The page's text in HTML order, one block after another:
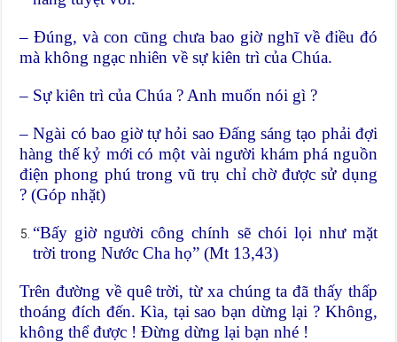
– Đúng, và con cũng chưa bao giờ nghĩ về điều đó
mà không ngạc nhiên về sự kiên trì của Chúa.
– Sự kiên trì của Chúa ? Anh muốn nói gì ?
– Ngài có bao giờ tự hỏi sao Đấng sáng tạo phải đợi
hàng thế kỷ mới có một vài người khám phá nguồn
điện phong phú trong vũ trụ chỉ chờ được sử dụng
? (Góp nhặt)
“Bấy giờ người công chính sẽ chói lọi như mặt
trời trong Nước Cha họ” (Mt 13,43)
Trên đường về quê trời, từ xa chúng ta đã thấy thấp
thoáng đích đến. Kìa, tại sao bạn dừng lại ? Không,
không thể được ! Đừng dừng lại bạn nhé !